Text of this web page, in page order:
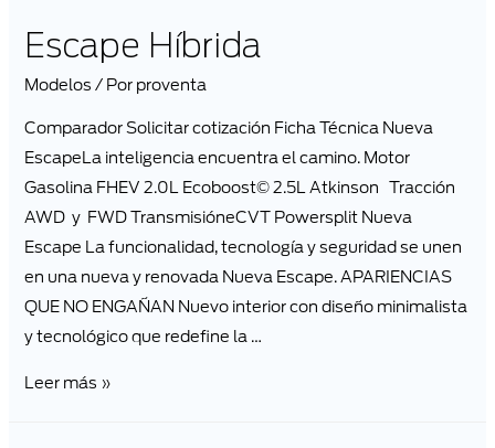
Escape Híbrida
Modelos / Por proventa
Comparador Solicitar cotización Ficha Técnica Nueva
EscapeLa inteligencia encuentra el camino. Motor
Gasolina FHEV 2.0L Ecoboost© 2.5L Atkinson Tracción
AWD y FWD TransmisióneCVT Powersplit Nueva
Escape La funcionalidad, tecnología y seguridad se unen
en una nueva y renovada Nueva Escape. APARIENCIAS
QUE NO ENGAÑAN Nuevo interior con diseño minimalista
y tecnológico que redefine la …
Leer más »